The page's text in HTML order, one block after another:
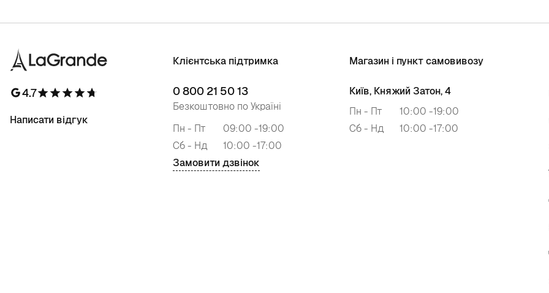
4.7
Написати відгук
Клієнтська підтримка
0 800 21 50 13
Безкоштовно по Україні
Пн - Пт
09:00 -19:00
Сб - Нд
10:00 -17:00
Замовити дзвінок
Магазин і пункт самовивозу
Київ, Княжий Затон, 4
Пн - Пт
10:00 -19:00
Сб - Нд
10:00 -17:00